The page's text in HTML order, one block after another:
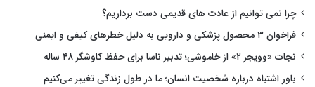
چرا نمی توانیم از عادت های قدیمی دست برداریم؟
فراخوان ۳ محصول پزشکی و دارویی به دلیل خطرهای کیفی و ایمنی
نجات «وویجر ۲» از خاموشی؛ تدبیر ناسا برای حفظ کاوشگر ۴۸ ساله
باور اشتباه درباره شخصیت انسان؛ ما در طول زندگی تغییر می‌کنیم